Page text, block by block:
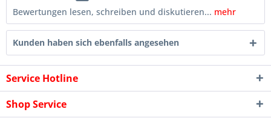
Bewertungen lesen, schreiben und diskutieren... mehr
Kunden haben sich ebenfalls angesehen
Service Hotline
Shop Service